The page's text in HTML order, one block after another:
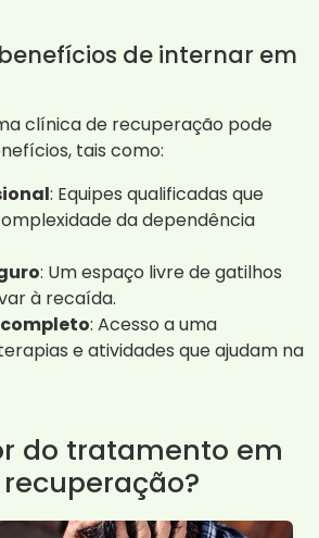
de internar em
clínica de recuperação pode
tais como:
: Equipes qualificadas que
da dependência
: Um espaço livre de gatilhos
à recaída.
: Acesso a uma
e atividades que ajudam na
do tratamento em